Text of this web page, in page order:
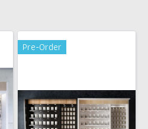
Pre-Order